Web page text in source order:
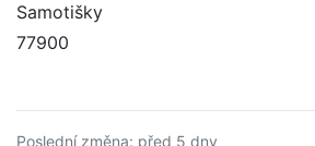
Samotišky
77900
Poslední změna: před 5 dny